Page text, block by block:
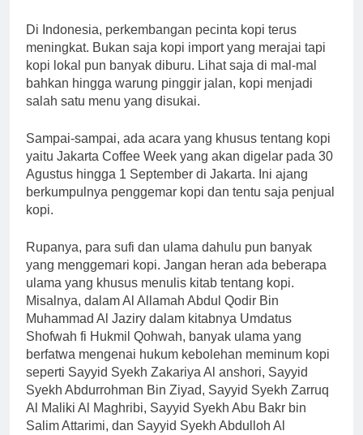
Di Indonesia, perkembangan pecinta kopi terus
meningkat. Bukan saja kopi import yang merajai tapi
kopi lokal pun banyak diburu. Lihat saja di mal-mal
bahkan hingga warung pinggir jalan, kopi menjadi
salah satu menu yang disukai.
Sampai-sampai, ada acara yang khusus tentang kopi
yaitu Jakarta Coffee Week yang akan digelar pada 30
Agustus hingga 1 September di Jakarta. Ini ajang
berkumpulnya penggemar kopi dan tentu saja penjual
kopi.
Rupanya, para sufi dan ulama dahulu pun banyak
yang menggemari kopi. Jangan heran ada beberapa
ulama yang khusus menulis kitab tentang kopi.
Misalnya, dalam Al Allamah Abdul Qodir Bin
Muhammad Al Jaziry dalam kitabnya Umdatus
Shofwah fi Hukmil Qohwah, banyak ulama yang
berfatwa mengenai hukum kebolehan meminum kopi
seperti Sayyid Syekh Zakariya Al anshori, Sayyid
Syekh Abdurrohman Bin Ziyad, Sayyid Syekh Zarruq
Al Maliki Al Maghribi, Sayyid Syekh Abu Bakr bin
Salim Attarimi, dan Sayyid Syekh Abdulloh Al